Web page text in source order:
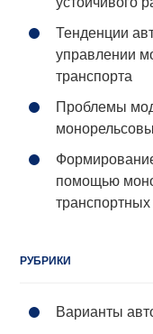
Тенденции
управлении
транспорта
Проблемы
помощью
транспортных
РУБРИКИ
Варианты